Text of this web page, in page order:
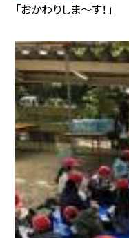
「おかわりしま〜す！」